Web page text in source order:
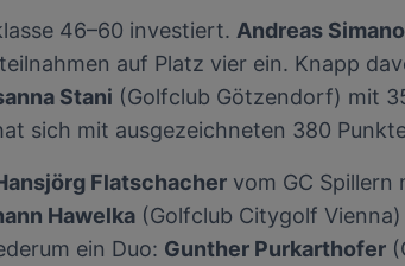
46–60 investiert. Andreas
auf Platz vier ein. Knapp
Stani (Golfclub Götzendorf) mit
sich mit ausgezeichneten 380
Flatschacher vom GC
Hawelka (Golfclub Citygolf
ein Duo: Gunther Purkarthofer